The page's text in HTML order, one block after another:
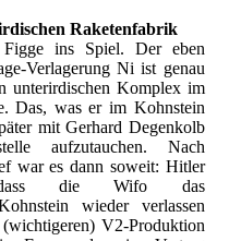
Raketenfabrik
ins Spiel. Der eben
Verlagerung Ni ist genau
unterirdischen Komplex im
Das, was er im Kohnstein
mit Gerhard Degenkolb
aufzutauchen. Nach
war es dann soweit: Hitler
die Wifo das
wieder verlassen
(wichtigeren) V2-Produktion